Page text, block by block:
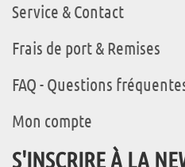
Service & Contact
Frais de port & Remises
FAQ - Questions
Mon compte
S'INSCRIRE À LA